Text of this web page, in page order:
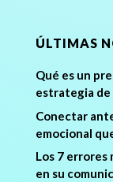
ÚLTIMAS
Qué es un
estrategia de
Conectar
emocional
Los 7 errores
en su